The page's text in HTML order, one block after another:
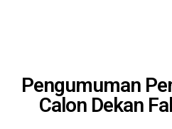
Pengumuman
Calon Dekan